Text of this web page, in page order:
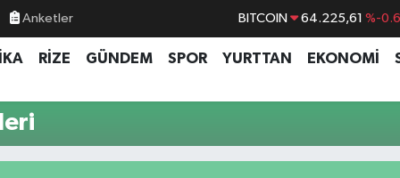
Anketler BITCOIN 64.225,61 %-
DOLAR 47,6704
GRAM ALTIN 6510.40
RİZE GÜNDEM SPOR YURTTAN EKONOMİ